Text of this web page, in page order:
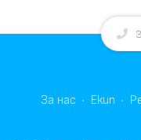
За нас Екип